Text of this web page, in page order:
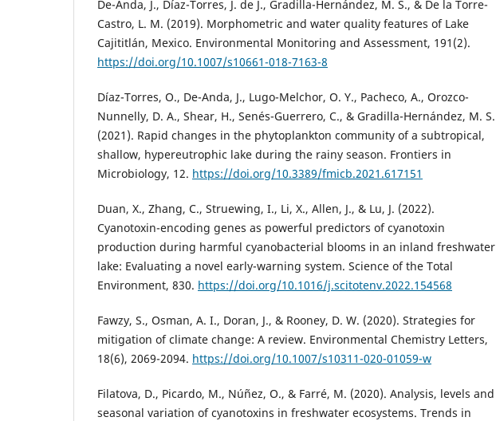
De-Anda, J., Díaz-Torres, J. de J., Gradilla-Hernández, M. S., & De la Torre-
Castro, L. M. (2019). Morphometric and water quality features of Lake
Cajititlán, Mexico. Environmental Monitoring and Assessment, 191(2).
https://doi.org/10.1007/s10661-018-7163-8
Díaz-Torres, O., De-Anda, J., Lugo-Melchor, O. Y., Pacheco, A., Orozco-
Nunnelly, D. A., Shear, H., Senés-Guerrero, C., & Gradilla-Hernández, M. S.
(2021). Rapid changes in the phytoplankton community of a subtropical,
shallow, hypereutrophic lake during the rainy season. Frontiers in
Microbiology, 12. https://doi.org/10.3389/fmicb.2021.617151
Duan, X., Zhang, C., Struewing, I., Li, X., Allen, J., & Lu, J. (2022).
Cyanotoxin-encoding genes as powerful predictors of cyanotoxin
production during harmful cyanobacterial blooms in an inland freshwater
lake: Evaluating a novel early-warning system. Science of the Total
Environment, 830. https://doi.org/10.1016/j.scitotenv.2022.154568
Fawzy, S., Osman, A. I., Doran, J., & Rooney, D. W. (2020). Strategies for
mitigation of climate change: A review. Environmental Chemistry Letters,
18(6), 2069-2094. https://doi.org/10.1007/s10311-020-01059-w
Filatova, D., Picardo, M., Núñez, O., & Farré, M. (2020). Analysis, levels and
seasonal variation of cyanotoxins in freshwater ecosystems. Trends in